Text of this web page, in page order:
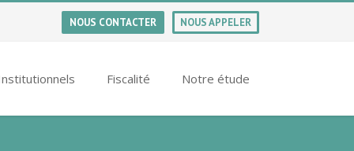
NOUS CONTACTER NOUS APPELER
Fiscalité Notre étude